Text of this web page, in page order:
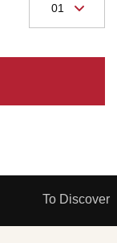
To Discover